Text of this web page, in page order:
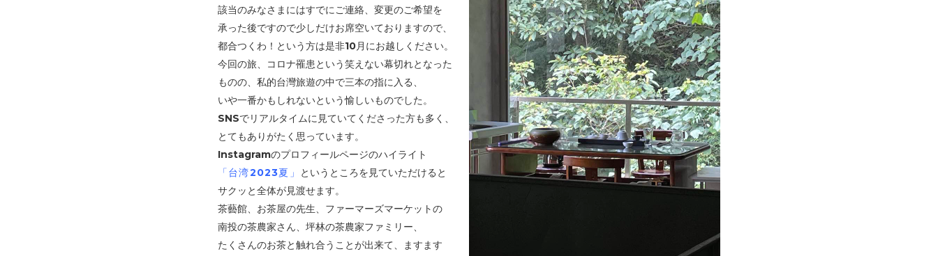
該当のみなさまにはすでにご連絡、変更のご希望を
承った後ですので少しだけお席空いておりますので、
都合つくわ！という方は是非10月にお越しください。
今回の旅、コロナ罹患という笑えない幕切れとなった
ものの、私的台灣旅遊の中で三本の指に入る、
いや一番かもしれないという愉しいものでした。
SNSでリアルタイムに見ていてくださった方も多く、
とてもありがたく思っています。
Instagramのプロフィールページのハイライト
「台湾2023夏」
というところを見ていただけると
サクッと全体が見渡せます。
茶藝館、お茶屋の先生、ファーマーズマーケットの
南投の茶農家さん、坪林の茶農家ファミリー、
たくさんのお茶と触れ合うことが出来て、ますます